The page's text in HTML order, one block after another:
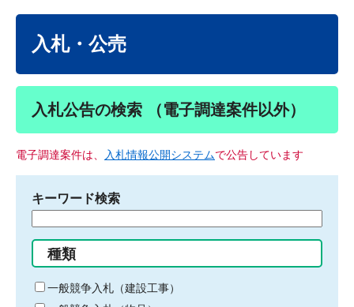
入札・公売
入札公告の検索 （電子調達案件以外）
電子調達案件は、 入札情報公開システムで公告しています
キーワード検索
る
キ
ー
種類
一般競争入札（建設工事）